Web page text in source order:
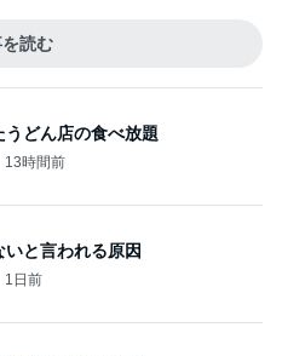
読む
どん店の食べ放題
13時間前
と言われる原因
1日前